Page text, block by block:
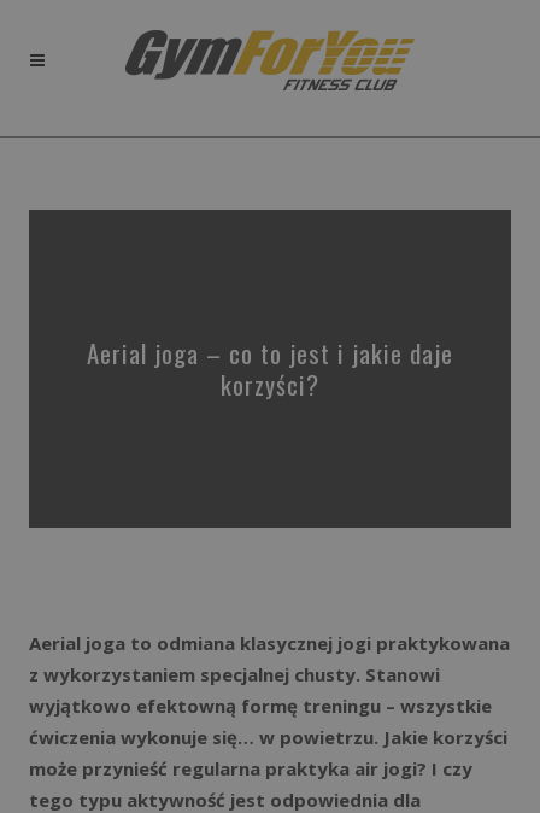
Aerial joga – co to jest i jakie daje
korzyści?
Aerial joga to odmiana klasycznej jogi praktykowana
z wykorzystaniem specjalnej chusty. Stanowi
wyjątkowo efektowną formę treningu – wszystkie
ćwiczenia wykonuje się… w powietrzu. Jakie korzyści
może przynieść regularna praktyka air jogi? I czy
tego typu aktywność jest odpowiednia dla